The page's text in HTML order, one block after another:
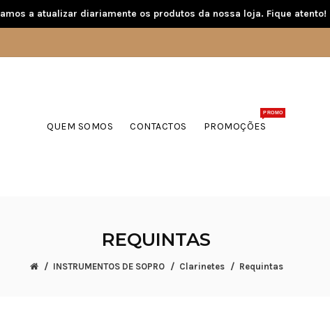
a atualizar diariamente os produtos da nossa loja. Fique atento!
QUEM SOMOS CONTACTOS PROMOÇÕES
PROMO
REQUINTAS
INSTRUMENTOS DE SOPRO Clarinetes Requintas